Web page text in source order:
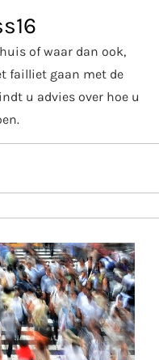
of waar dan ook,
failliet gaan met de
u advies over hoe u